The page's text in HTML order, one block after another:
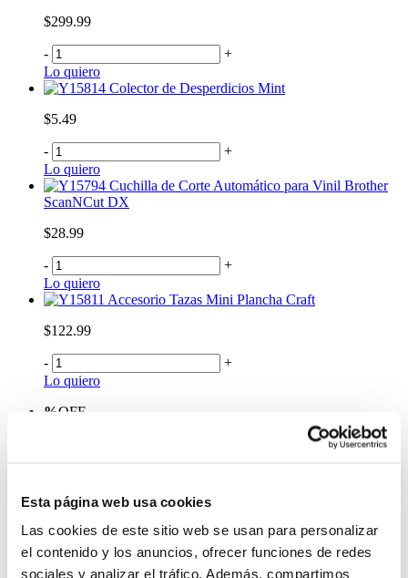
Esta página web usa cookies
Las cookies de este sitio web se usan para personalizar
el contenido y los anuncios, ofrecer funciones de redes
sociales y analizar el tráfico. Además, compartimos
$299.99
-
+
Lo quiero
Colector de Desperdicios Mint
$5.49
-
+
Lo quiero
Cuchilla de Corte Automático para Vinil Brother
ScanNCut DX
$28.99
-
+
Lo quiero
Accesorio Tazas Mini Plancha Craft
$122.99
-
+
Lo quiero
%OFF
Antes:
+
Lo quiero
Set 6Pcs Kit Herramienta Cricut